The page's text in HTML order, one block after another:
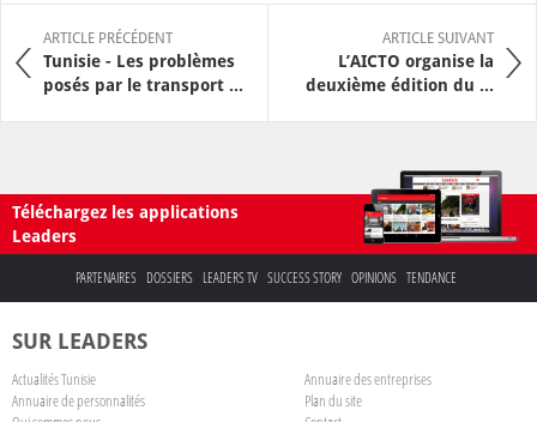
ARTICLE PRÉCÉDENT
Tunisie - Les problèmes
posés par le transport ...
ARTICLE SUIVANT
L’AICTO organise la
deuxième édition du ...
Téléchargez les applications
Leaders
PARTENAIRES DOSSIERS LEADERS TV SUCCESS STORY OPINIONS TENDANCE
SUR LEADERS
Actualités Tunisie
Annuaire des entreprises
Annuaire de personnalités
Plan du site